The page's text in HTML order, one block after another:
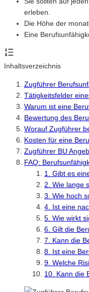
erleben.
Die Höhe der
Eine
Inhaltsverzeichnis
Zugführer
Tätigkeitsfelder
Warum ist eine
Bewertung des
Worauf Zugführer
Kosten für eine
Zugführer BU
FAQ:
1. Gibt es
2. Wie lange
3. Wie hoch
4. Ist eine
5. Wie wirkt
6. Gilt die
7. Kann die
8. Ist eine
9. Welche
10. Kann die